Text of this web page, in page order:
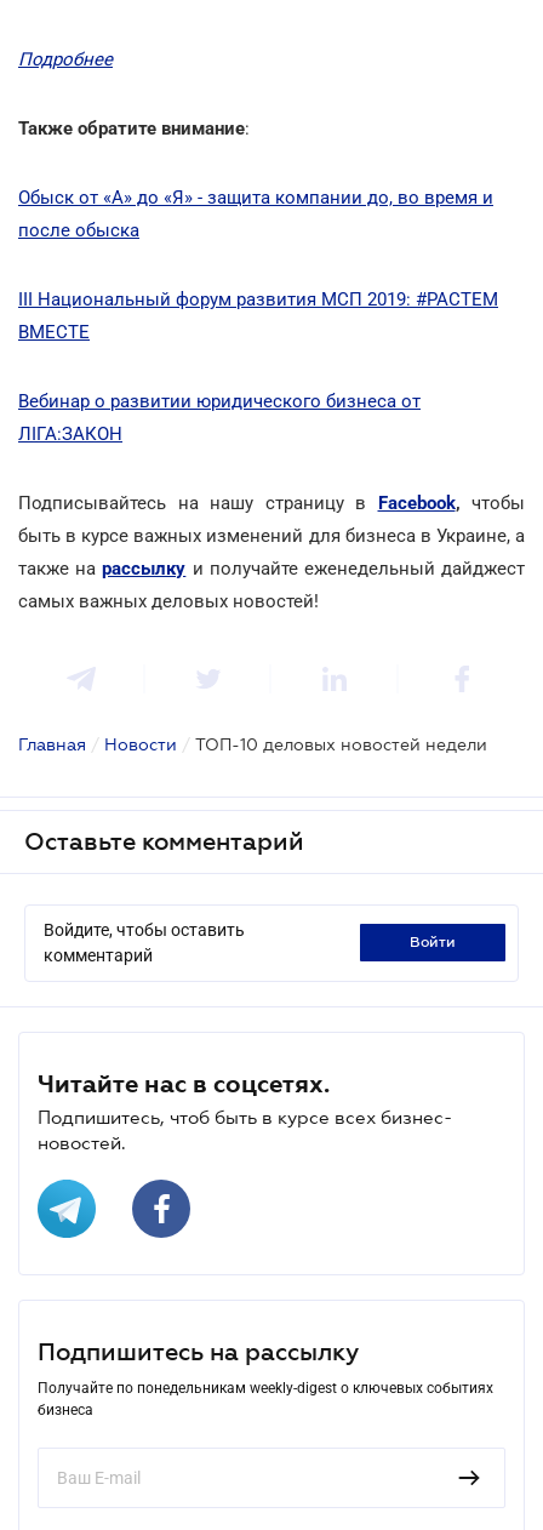
Подробнее
Также обратите внимание:
Обыск от «А» до «Я» - защита компании до, во время и
после обыска
III Национальный форум развития МСП 2019: #РАСТЕМ
ВМЕСТЕ
Вебинар о развитии юридического бизнеса от
ЛІГА:ЗАКОН
Подписывайтесь на нашу страницу в Facebook, чтобы
быть в курсе важных изменений для бизнеса в Украине, а
также нарассылку и получайте еженедельный дайджест
самых важных деловых новостей!
Главная / Новости / ТОП-10 деловых новостей недели
Оставьте комментарий
Войдите, чтобы оставить
комментарий
войти
Читайте нас в соцсетях.
Подпишитесь, чтоб быть в курсе всех бизнес-
новостей.
Подпишитесь на рассылку
Получайте по понедельникам weekly-digest о ключевых событиях
бизнеса